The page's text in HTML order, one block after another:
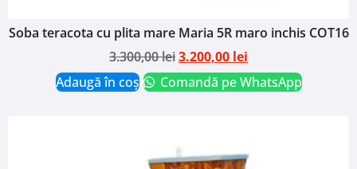
Soba teracota cu plita mare Maria 5R maro inchis COT16
3.300,00lei3.200,00 lei
Adaugă în coș
Comandă pe WhatsApp